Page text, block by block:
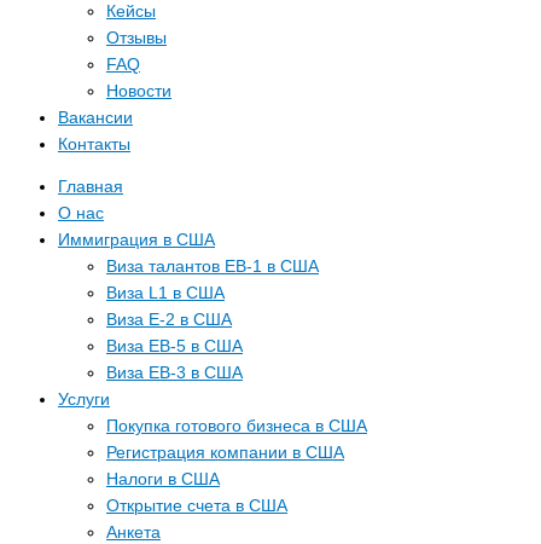
Кейсы
Отзывы
FAQ
Новости
Вакансии
Контакты
Главная
О нас
Иммиграция в США
Виза талантов EB-1 в США
Виза L1 в США
Виза E-2 в США
Виза EB-5 в США
Виза EB-3 в США
Услуги
Покупка готового бизнеса в США
Регистрация компании в США
Налоги в США
Открытие счета в США
Анкета